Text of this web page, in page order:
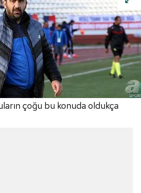
çoğu bu konuda oldukça